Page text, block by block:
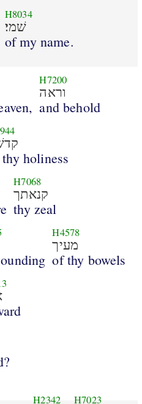
H8034
שׁמי׃
of my name.
H7200
וראה
and behold
holiness
H7068
קנאתך
thy zeal
H4578
מעיך
of thy bowels
H2342 H7023